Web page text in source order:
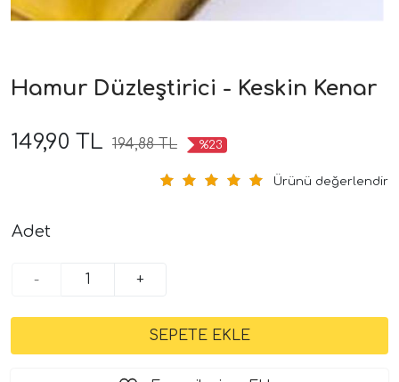
Hamur Düzleştirici - Keskin Kenar
149,90 TL 194,88 TL %23
Ürünü değerlendir
Adet
- +